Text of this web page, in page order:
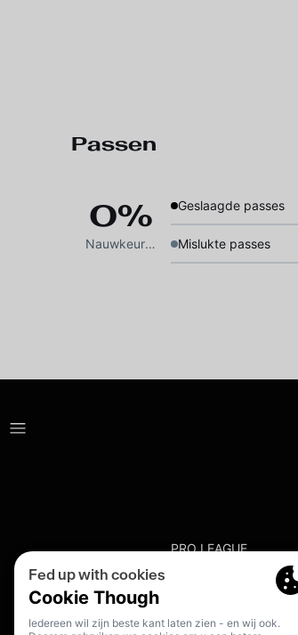
Passen
0%
Nauwkeurigheid
Geslaagde passes
Mislukte passes
PRO LEAGUE